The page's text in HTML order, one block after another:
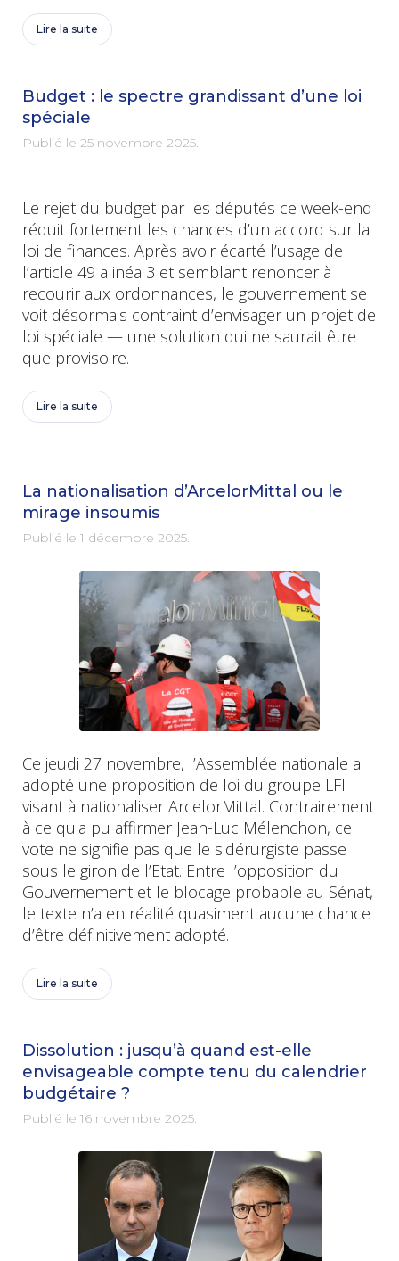
Lire la suite
Budget : le spectre grandissant d’une loi
spéciale
Publié le 25 novembre 2025.
Le rejet du budget par les députés ce week-end
réduit fortement les chances d’un accord sur la
loi de finances. Après avoir écarté l’usage de
l’article 49 alinéa 3 et semblant renoncer à
recourir aux ordonnances, le gouvernement se
voit désormais contraint d’envisager un projet de
loi spéciale — une solution qui ne saurait être
que provisoire.
Lire la suite
La nationalisation d’ArcelorMittal ou le
mirage insoumis
Publié le 1 décembre 2025.
Ce jeudi 27 novembre, l’Assemblée nationale a
adopté une proposition de loi du groupe LFI
visant à nationaliser ArcelorMittal. Contrairement
à ce qu'a pu affirmer Jean-Luc Mélenchon, ce
vote ne signifie pas que le sidérurgiste passe
sous le giron de l’Etat. Entre l’opposition du
Gouvernement et le blocage probable au Sénat,
le texte n’a en réalité quasiment aucune chance
d’être définitivement adopté.
Lire la suite
Dissolution : jusqu’à quand est-elle
envisageable compte tenu du calendrier
budgétaire ?
Publié le 16 novembre 2025.